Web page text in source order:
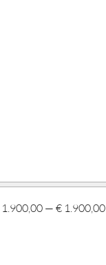
1.900,00 — € 1.900,00